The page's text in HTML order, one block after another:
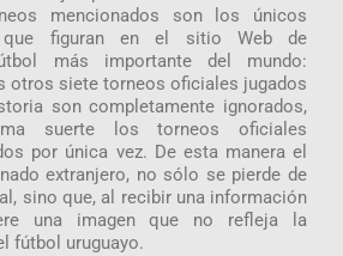
mencionados son los únicos
que figuran en el sitio Web de
más importante del mundo:
otros siete torneos oficiales jugados
son completamente ignorados,
suerte los torneos oficiales
por única vez. De esta manera el
extranjero, no sólo se pierde de
sino que, al recibir una información
una imagen que no refleja la
fútbol uruguayo.